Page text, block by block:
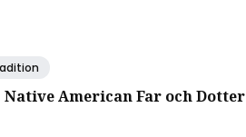
Native American Far och Dotter